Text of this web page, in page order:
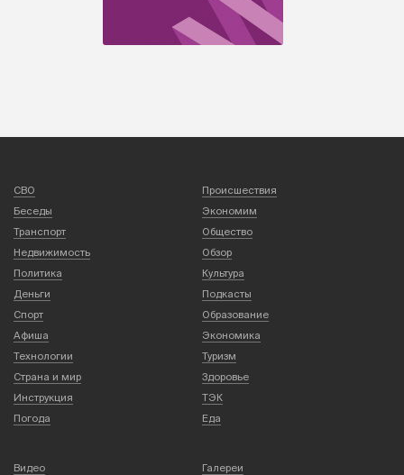
СВО
Происшествия
Беседы
Экономим
Транспорт
Общество
Недвижимость
Обзор
Политика
Культура
Деньги
Подкасты
Спорт
Образование
Афиша
Экономика
Технологии
Туризм
Страна и мир
Здоровье
Инструкция
ТЭК
Погода
Еда
Видео
Галереи